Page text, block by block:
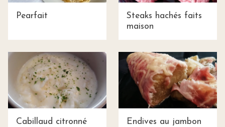
Pearfait
Steaks hachés faits
maison
Cabillaud citronné
Endives au jambon